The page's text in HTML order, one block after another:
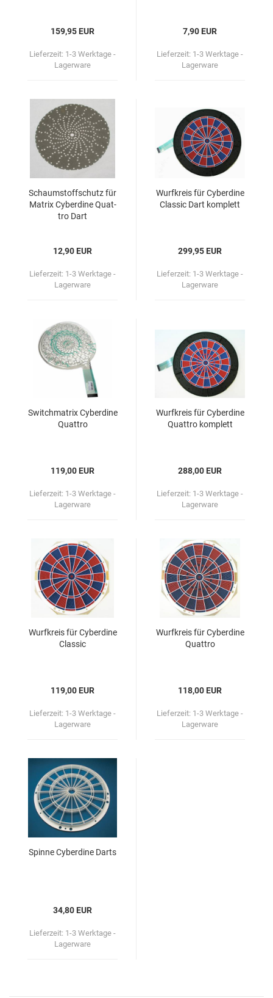
159,95 EUR
Lieferzeit: 1-3 Werktage -
Lagerware
7,90 EUR
Lieferzeit: 1-3 Werktage -
Lagerware
Schaum­stoff­schutz für
Ma­trix Cy­ber­di­ne Quat­
tro Dart
12,90 EUR
Lieferzeit: 1-3 Werktage -
Lagerware
Wurf­kreis für Cy­ber­di­ne
Clas­sic Dart kom­plett
299,95 EUR
Lieferzeit: 1-3 Werktage -
Lagerware
Switch­ma­trix Cy­ber­di­ne
Quat­tro
119,00 EUR
Lieferzeit: 1-3 Werktage -
Lagerware
Wurf­kreis für Cy­ber­di­ne
Quat­tro kom­plett
288,00 EUR
Lieferzeit: 1-3 Werktage -
Lagerware
Wurf­kreis für Cy­ber­di­ne
Clas­sic
119,00 EUR
Lieferzeit: 1-3 Werktage -
Lagerware
Wurf­kreis für Cy­ber­di­ne
Quat­tro
118,00 EUR
Lieferzeit: 1-3 Werktage -
Lagerware
Spin­ne Cy­ber­di­ne Darts
34,80 EUR
Lieferzeit: 1-3 Werktage -
Lagerware